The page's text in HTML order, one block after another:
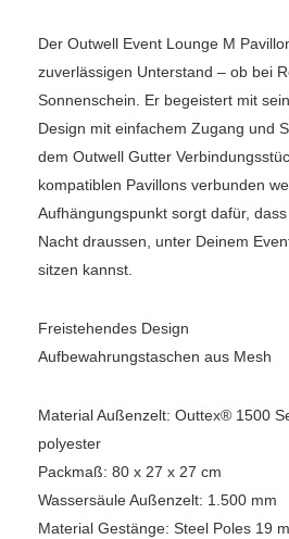
Der Outwell Event Lounge M
zuverlässigen Unterstand – ob bei
Sonnenschein. Er begeistert mit
Design mit einfachem Zugang und
dem Outwell Gutter
kompatiblen Pavillons verbunden
Aufhängungspunkt sorgt dafür,
Nacht draussen, unter Deinem
sitzen kannst.
Freistehendes Design
Aufbewahrungstaschen aus Mesh
Material Außenzelt: Outtex® 1500
polyester
Packmaß: 80 x 27 x 27 cm
Wassersäule Außenzelt: 1.500 mm
Material Gestänge: Steel Poles 19